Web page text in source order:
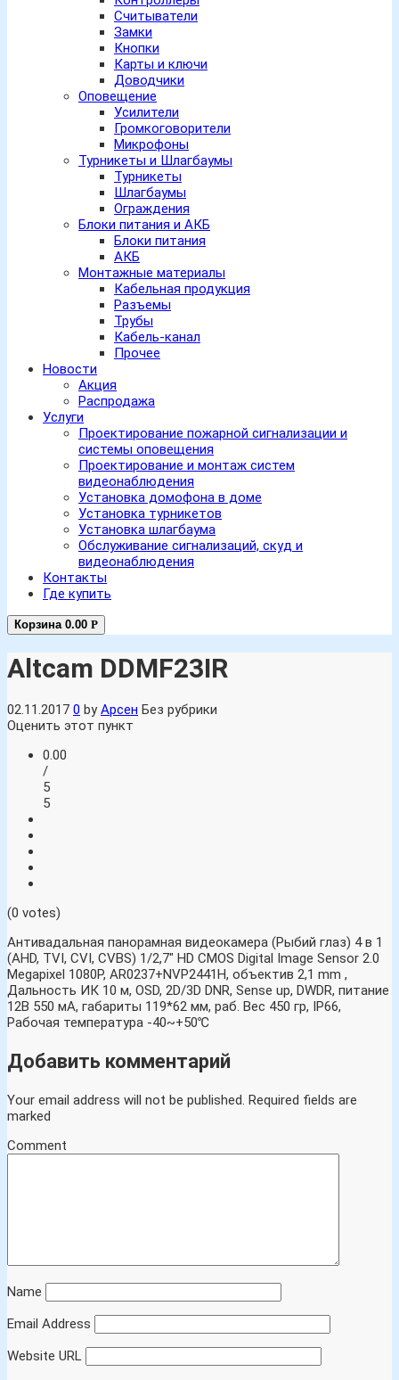
Считыватели
Замки
Кнопки
Карты и ключи
Доводчики
Оповещение
Усилители
Громкоговорители
Микрофоны
Турникеты и Шлагбаумы
Турникеты
Шлагбаумы
Ограждения
Блоки питания и АКБ
Блоки питания
АКБ
Монтажные материалы
Кабельная продукция
Разъемы
Трубы
Кабель-канал
Прочее
Новости
Акция
Распродажа
Услуги
Проектирование пожарной сигнализации и
системы оповещения
Проектирование и монтаж систем
видеонаблюдения
Установка домофона в доме
Установка турникетов
Установка шлагбаума
Обслуживание сигнализаций, скуд и
видеонаблюдения
Контакты
Где купить
Корзина 0.00 Р
Altcam DDMF23IR
02.11.2017 0 byАрсен Без рубрики
Оценить этот пункт
0.00
/
5
5
(0 votes)
Антивадальная панорамная видеокамера (Рыбий глаз) 4 в 1
(AHD, TVI, CVI, CVBS) 1/2,7″ HD CMOS Digital Image Sensor 2.0
Megapixel 1080P, AR0237+NVP2441H, объектив 2,1 mm ,
Дальность ИК 10 м, OSD, 2D/3D DNR, Sense up, DWDR, питание
12В 550 мА, габариты 119*62 мм, раб. Вес 450 гр, IP66,
Рабочая температура -40~+50℃
Добавить комментарий
Your email address will not be published. Required fields are
marked
Comment
Name
Email Address
Website URL